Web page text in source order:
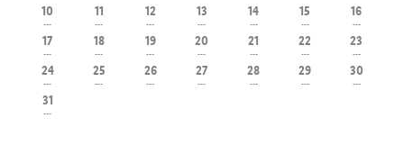
10
---
11
---
12
---
13
---
14
---
15
---
16
---
17
---
18
---
19
---
20
---
21
---
22
---
23
---
24
---
25
---
26
---
27
---
28
---
29
---
30
---
31
---